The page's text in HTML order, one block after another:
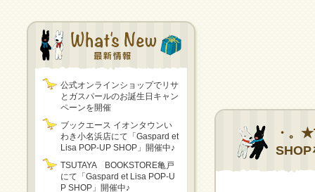
公式オンラインショップでリサ
とガスパールのお誕生日キャン
ペーンを開催
ブックエース イオンタウンい
わき小名浜店にて「Gaspard et
Lisa POP-UP SHOP」開催中♪
TSUTAYA BOOKSTORE亀戸
にて「Gaspard et Lisa POP-U
P SHOP」開催中♪
・。